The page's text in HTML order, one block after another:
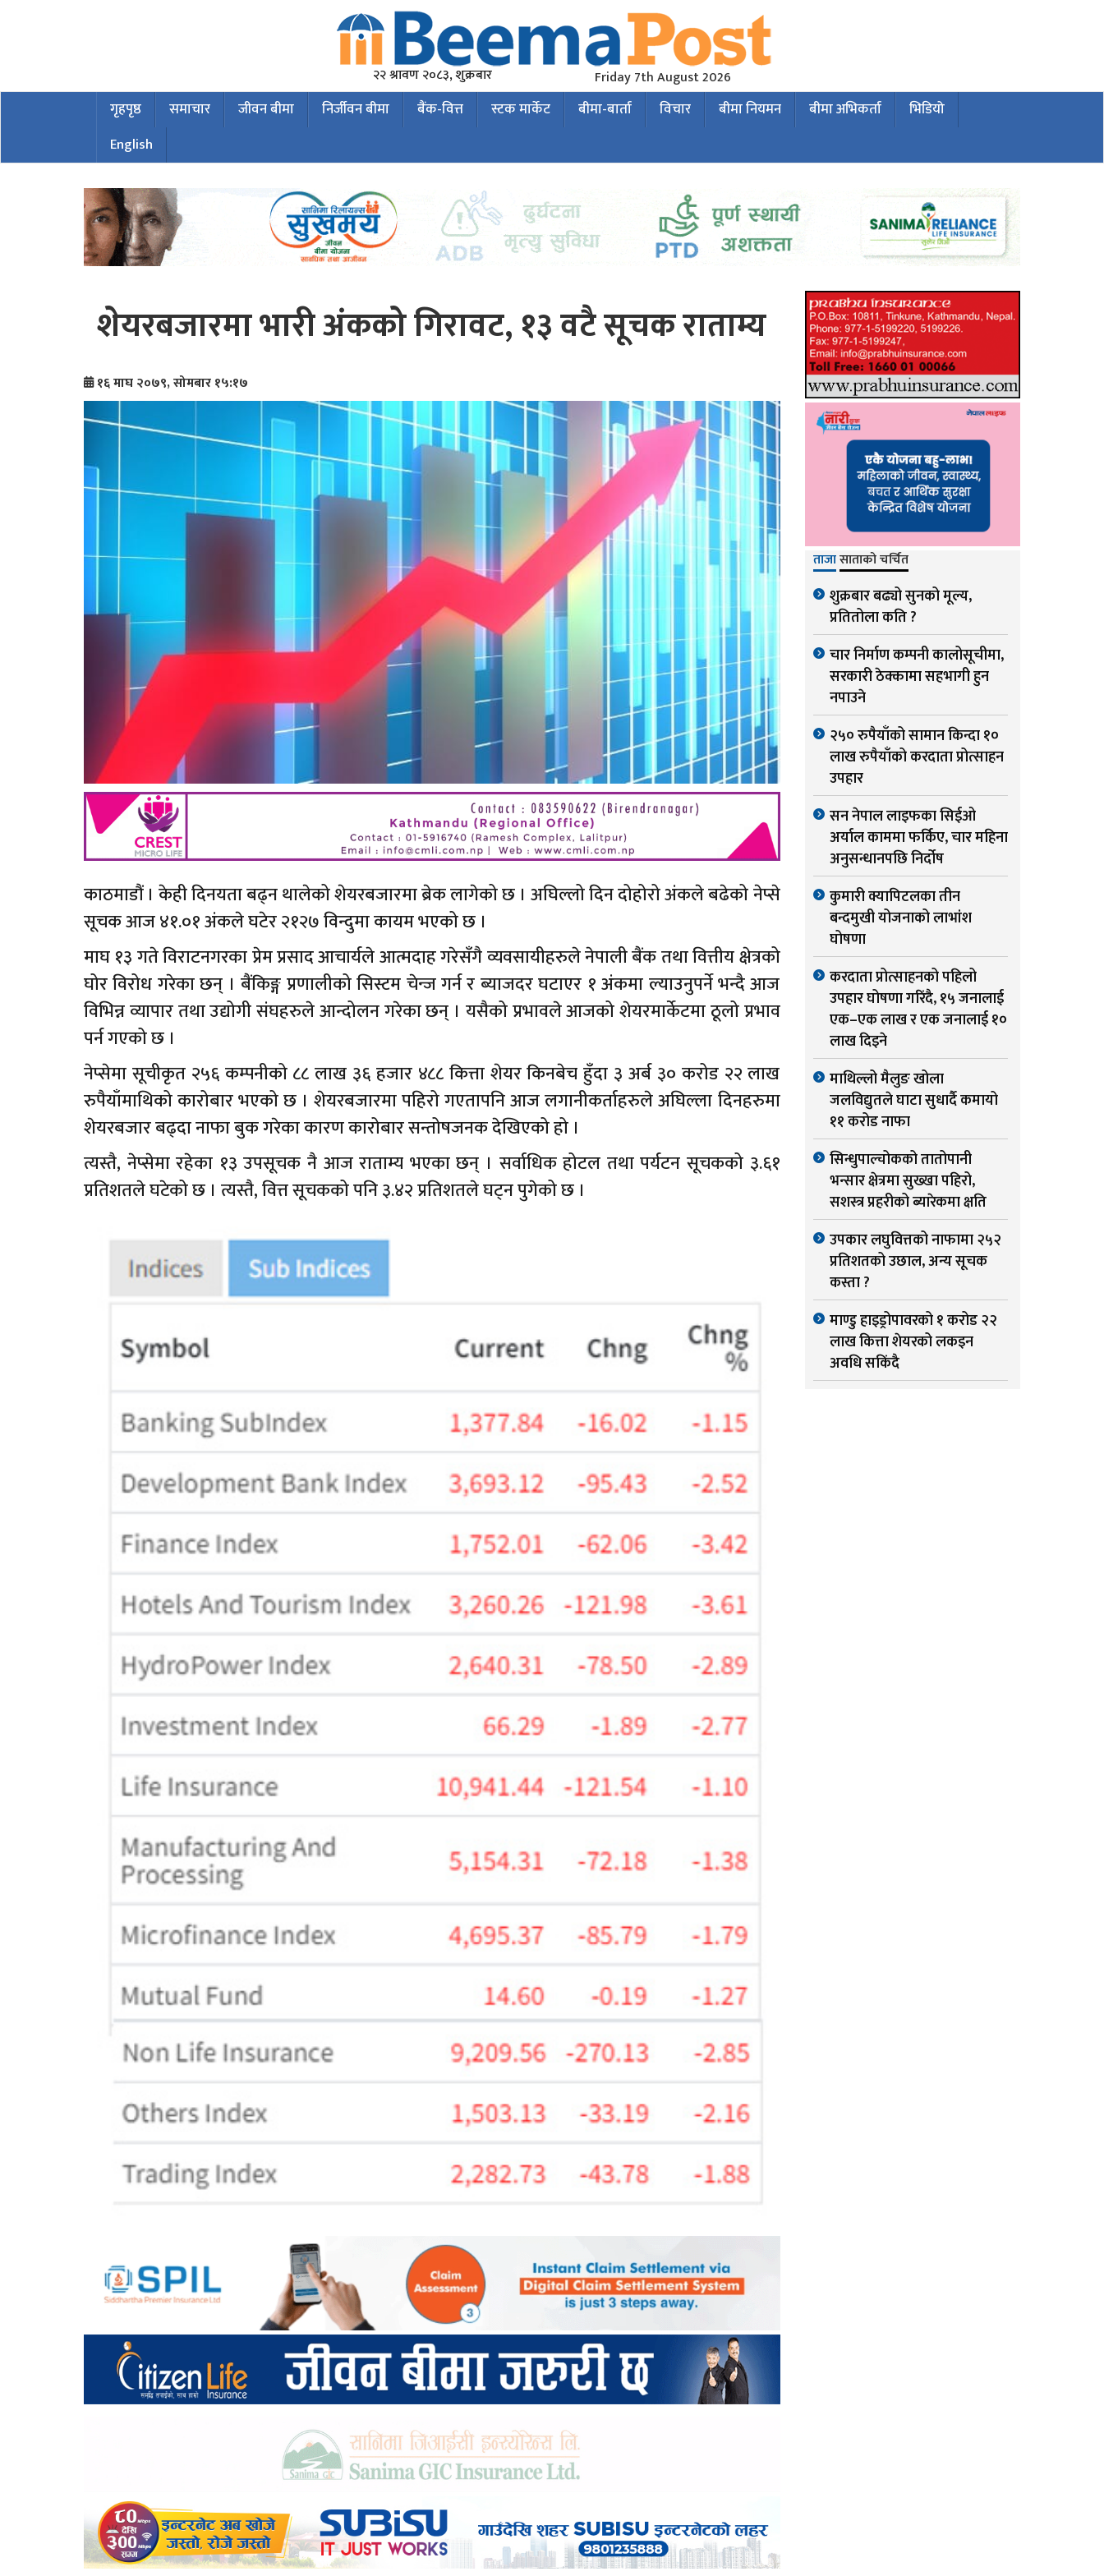
२२ श्रावण २०८३, शुक्रबार Friday 7th August 2026
गृहपृष्ठ समाचार जीवन बीमा निर्जीवन बीमा बैंक-वित्त स्टक मार्केट बीमा-बार्ता विचार बीमा नियमन बीमा अभिकर्ता
भिडियो
English
शेयरबजारमा भारी अंकको गिरावट, १३ वटै सूचक राताम्य
१६ माघ २०७९, सोमबार १५:१७
काठमाडौं । केही दिनयता बढ्न थालेको शेयरबजारमा ब्रेक लागेको छ । अघिल्लो दिन दोहोरो अंकले बढेको नेप्से
सूचक आज ४१.०१ अंकले घटेर २१२७ विन्दुमा कायम भएको छ ।
माघ १३ गते विराटनगरका प्रेम प्रसाद आचार्यले आत्मदाह गरेसँगै व्यवसायीहरुले नेपाली बैंक तथा वित्तीय क्षेत्रको
घोर विरोध गरेका छन् । बैंकिङ्ग प्रणालीको सिस्टम चेन्ज गर्न र ब्याजदर घटाएर १ अंकमा ल्याउनुपर्ने भन्दै आज
विभिन्न व्यापार तथा उद्योगी संघहरुले आन्दोलन गरेका छन् । यसैको प्रभावले आजको शेयरमार्केटमा ठूलो प्रभाव
पर्न गएको छ ।
नेप्सेमा सूचीकृत २५६ कम्पनीको ८८ लाख ३६ हजार ४८८ कित्ता शेयर किनबेच हुँदा ३ अर्ब ३० करोड २२ लाख
रुपैयाँमाथिको कारोबार भएको छ । शेयरबजारमा पहिरो गएतापनि आज लगानीकर्ताहरुले अघिल्ला दिनहरुमा
शेयरबजार बढ्दा नाफा बुक गरेका कारण कारोबार सन्तोषजनक देखिएको हो ।
त्यस्तै, नेप्सेमा रहेका १३ उपसूचक नै आज राताम्य भएका छन् । सर्वाधिक होटल तथा पर्यटन सूचकको ३.६१
प्रतिशतले घटेको छ । त्यस्तै, वित्त सूचकको पनि ३.४२ प्रतिशतले घट्न पुगेको छ ।
ताजासाताको चर्चित
शुक्रबार बढ्यो सुनको मूल्य,
प्रतितोला कति ?
चार निर्माण कम्पनी कालोसूचीमा,
सरकारी ठेक्कामा सहभागी हुन
नपाउने
२५० रुपैयाँको सामान किन्दा १०
लाख रुपैयाँको करदाता प्रोत्साहन
उपहार
सन नेपाल लाइफका सिईओ
अर्याल काममा फर्किए, चार महिना
अनुसन्धानपछि निर्दोष
कुमारी क्यापिटलका तीन
बन्दमुखी योजनाको लाभांश
घोषणा
करदाता प्रोत्साहनको पहिलो
उपहार घोषणा गरिंदै, १५ जनालाई
एक–एक लाख र एक जनालाई १०
लाख दिइने
माथिल्लो मैलुङ खोला
जलविद्युतले घाटा सुधार्दै कमायो
११ करोड नाफा
सिन्धुपाल्चोकको तातोपानी
भन्सार क्षेत्रमा सुख्खा पहिरो,
सशस्त्र प्रहरीको ब्यारेकमा क्षति
उपकार लघुवित्तको नाफामा २५२
प्रतिशतको उछाल, अन्य सूचक
कस्ता ?
माण्डु हाइड्रोपावरको १ करोड २२
लाख कित्ता शेयरको लकइन
अवधि सकिंदै